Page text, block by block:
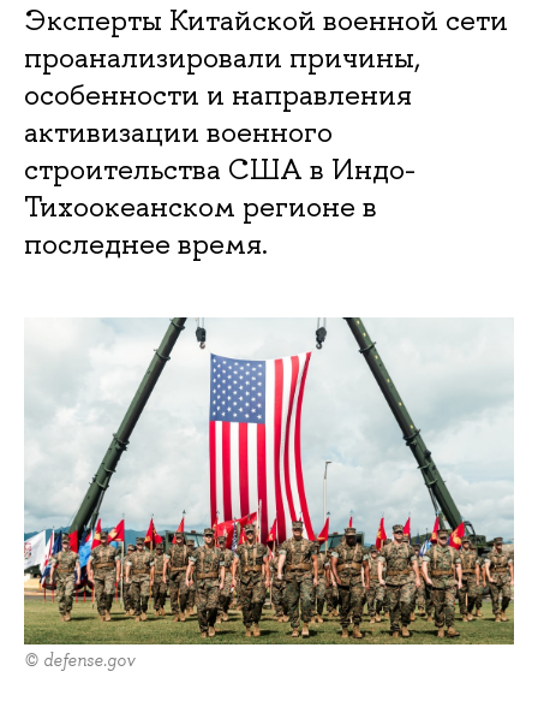
Эксперты Китайской военной сети
проанализировали причины,
особенности и направления
активизации военного
строительства США в Индо-
Тихоокеанском регионе в
последнее время.
© defense.gov